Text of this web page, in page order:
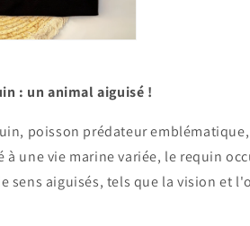
: un animal aiguisé !
poisson prédateur
à une vie marine variée, le requin
sens aiguisés, tels que la vision et